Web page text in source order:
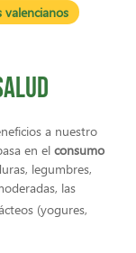
valencianos
a nuestro
en el consumo
legumbres,
las
(yogures,